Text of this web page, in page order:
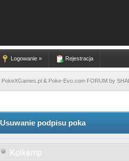
Logowanie » Rejestracja
PokeXGames.pl & Poke-Evo.com FORUM by
Usuwanie podpisu poka
Kolkemp